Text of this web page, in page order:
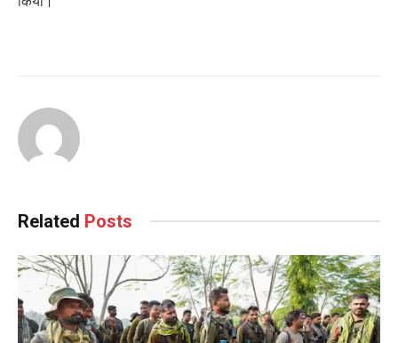
Related Posts